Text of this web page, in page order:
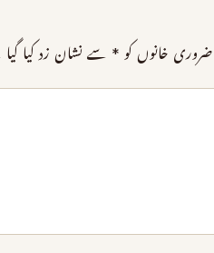
ضروری خانوں کو * سے نشان زد کیا